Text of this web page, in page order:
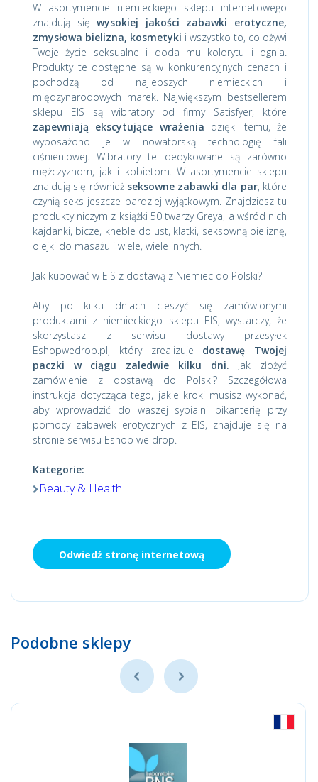
W asortymencie niemieckiego sklepu internetowego
znajdują sięwysokiej jakości zabawki erotyczne,
zmysłowa bielizna, kosmetyki i wszystko to, co ożywi
Twoje życie seksualne i doda mu kolorytu i ognia.
Produkty te dostępne są w konkurencyjnych cenach i
pochodzą od najlepszych niemieckich i
międzynarodowych marek. Największym bestsellerem
sklepu EIS są wibratory od firmy Satisfyer, które
zapewniają ekscytujące wrażenia dzięki temu, że
wyposażono je w nowatorską technologię fali
ciśnieniowej. Wibratory te dedykowane są zarówno
mężczyznom, jak i kobietom. W asortymencie sklepu
znajdują się również seksowne zabawki dla par, które
czynią seks jeszcze bardziej wyjątkowym. Znajdziesz tu
produkty niczym z książki 50 twarzy Greya, a wśród nich
kajdanki, bicze, kneble do ust, klatki, seksowną bieliznę,
olejki do masażu i wiele, wiele innych.
Jak kupować w EIS z dostawą z Niemiec do Polski?
Aby po kilku dniach cieszyć się zamówionymi
produktami z niemieckiego sklepu EIS, wystarczy, że
skorzystasz z serwisu dostawy przesyłek
Eshopwedrop.pl, który zrealizuje dostawę Twojej
paczki w ciągu zaledwie kilku dni. Jak złożyć
zamówienie z dostawą do Polski? Szczegółowa
instrukcja dotycząca tego, jakie kroki musisz wykonać,
aby wprowadzić do waszej sypialni pikanterię przy
pomocy zabawek erotycznych z EIS, znajduje się na
stronie serwisu Eshop we drop.
Kategorie:
Beauty & Health
Odwiedź stronę internetową
Podobne sklepy